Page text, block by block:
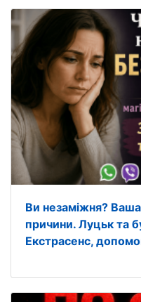
Ви незаміжня?
причини. Луцьк та
Екстрасенс,